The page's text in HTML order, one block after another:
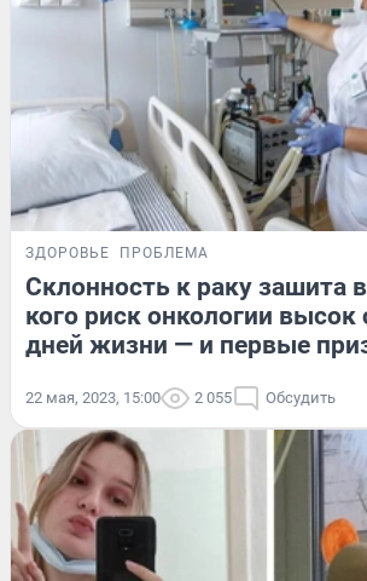
ЗДОРОВЬЕ ПРОБЛЕМА
Склонность к раку зашита
кого риск онкологии высок
дней жизни — и первые
22 мая, 2023, 15:00 2 055 Обсудить